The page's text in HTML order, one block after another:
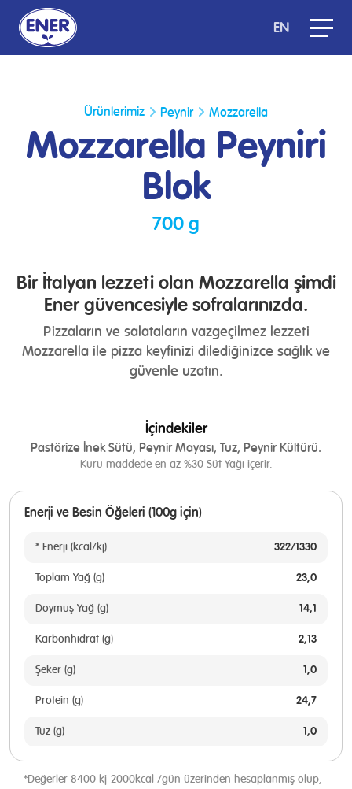
EN
Ürünlerimiz Peynir Mozzarella
Mozzarella Peyniri
Blok
700 g
Bir İtalyan lezzeti olan Mozzarella şimdi
Ener güvencesiyle sofralarınızda.
Pizzaların ve salataların vazgeçilmez lezzeti
Mozzarella ile pizza keyfinizi dilediğinizce sağlık ve
güvenle uzatın.
İçindekiler
Pastörize İnek Sütü, Peynir Mayası, Tuz, Peynir Kültürü.
Kuru maddede en az %30 Süt Yağı içerir.
Enerji ve Besin Öğeleri (100g için)
* Enerji (kcal/kj) 322/1330
Toplam Yağ (g) 23,0
Doymuş Yağ (g) 14,1
Karbonhidrat (g) 2,13
Şeker (g) 1,0
Protein (g) 24,7
Tuz (g) 1,0
*Değerler 8400 kj-2000kcal /gün üzerinden hesaplanmış olup,